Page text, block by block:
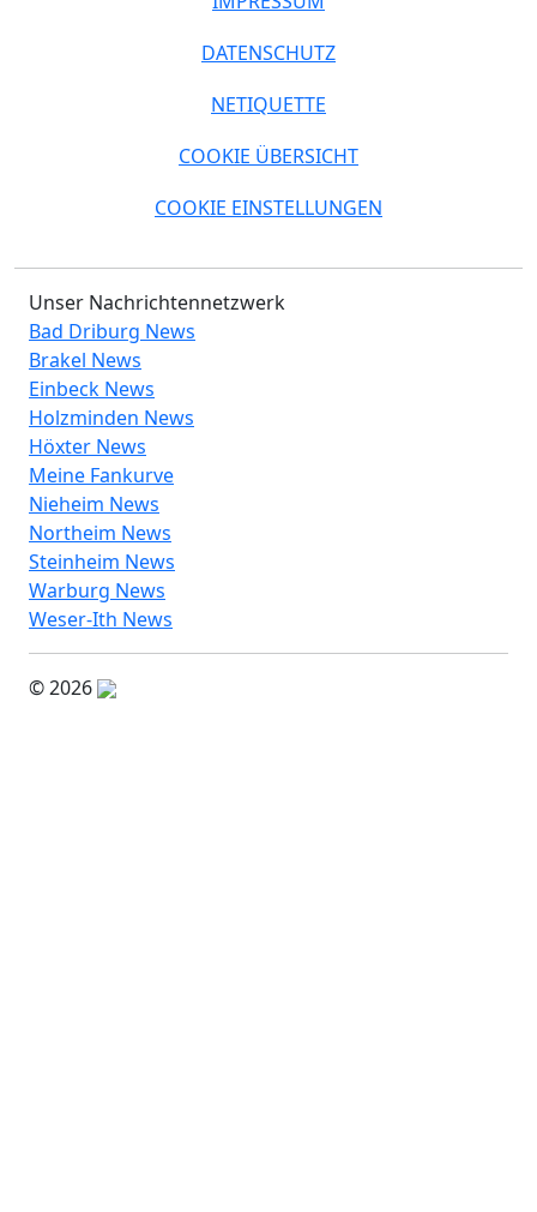
DATENSCHUTZ
NETIQUETTE
COOKIE ÜBERSICHT
COOKIE EINSTELLUNGEN
Unser Nachrichtennetzwerk
Bad Driburg News
Brakel News
Einbeck News
Holzminden News
Höxter News
Meine Fankurve
Nieheim News
Northeim News
Steinheim News
Warburg News
Weser-Ith News
© 2026